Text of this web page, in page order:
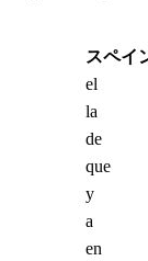
スペイ
el
la
de
que
y
a
en